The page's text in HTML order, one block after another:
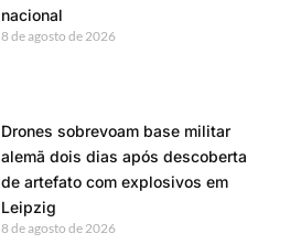
nacional
8 de agosto de 2026
Drones sobrevoam base militar
alemã dois dias após descoberta
de artefato com explosivos em
Leipzig
8 de agosto de 2026